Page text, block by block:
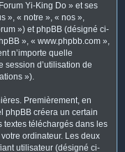
Yi-King Do » et ses
», « notre », « nos »,
») et phpBB (désigné ci-
», « www.phpbb.com »,
n’importe quelle
session d’utilisation de
»).
Premièrement, en
phpBB créera un certain
textes téléchargés dans les
ordinateur. Les deux
utilisateur (désigné ci-